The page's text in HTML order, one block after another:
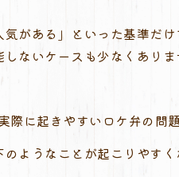
気がある」といった基準だけ
ないケースも少なくありま
際に起きやすいロケ弁の問題
ようなことが起こりやすく